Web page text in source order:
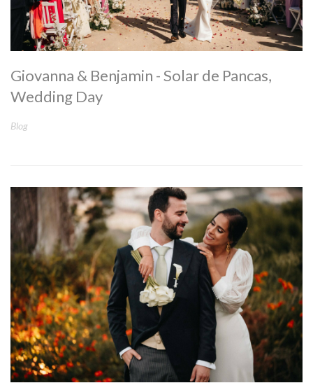
Giovanna & Benjamin - Solar de Pancas,
Wedding Day
Blog